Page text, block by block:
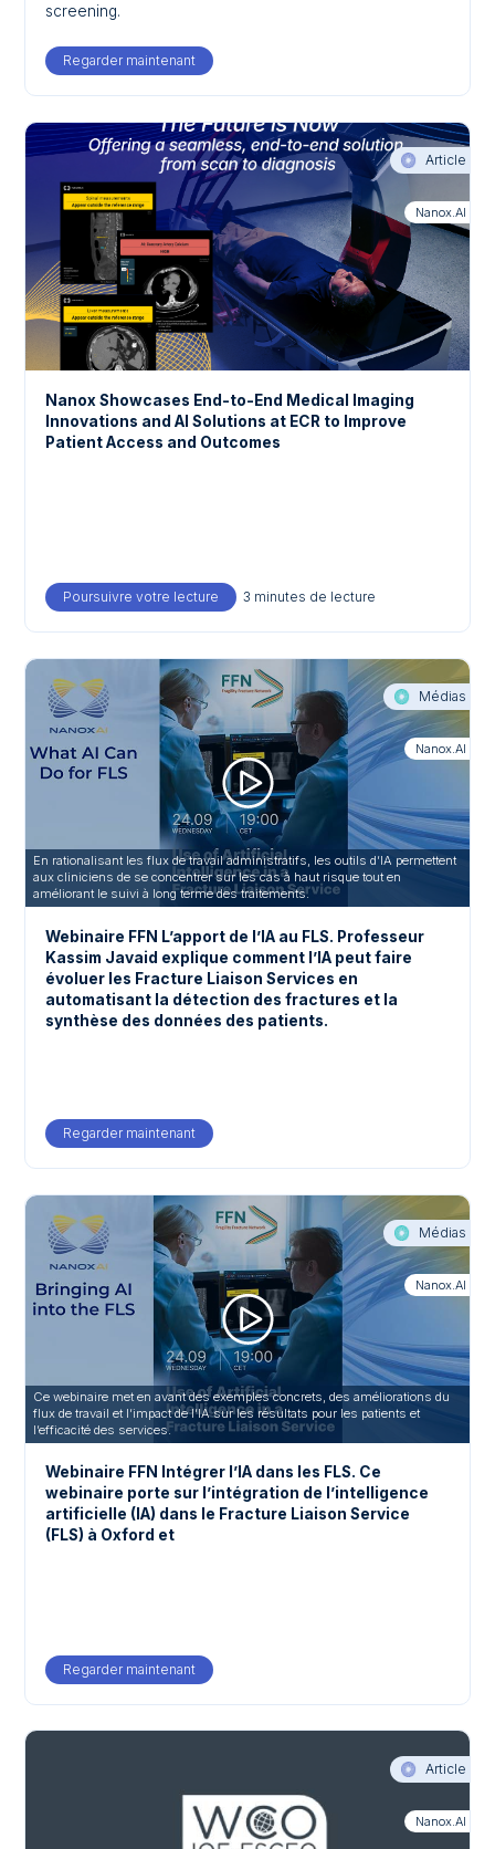
screening.
Regarder maintenant
Article
Nanox.AI
Nanox Showcases End-to-End Medical Imaging
Innovations and AI Solutions at ECR to Improve
Patient Access and Outcomes
Poursuivre votre lecture about Nanox Showcases End-to-End
3 minutes de lecture
Médias
Nanox.AI
En rationalisant les flux de travail administratifs, les outils d’IA permettent
aux cliniciens de se concentrer sur les cas à haut risque tout en
améliorant le suivi à long terme des traitements.
Webinaire FFN L’apport de l’IA au FLS. Professeur
Kassim Javaid explique comment l’IA peut faire
évoluer les Fracture Liaison Services en
automatisant la détection des fractures et la
synthèse des données des patients.
Regarder maintenant
Médias
Nanox.AI
Ce webinaire met en avant des exemples concrets, des améliorations du
flux de travail et l’impact de l’IA sur les résultats pour les patients et
l’efficacité des services.
Webinaire FFN Intégrer l’IA dans les FLS. Ce
webinaire porte sur l’intégration de l’intelligence
artificielle (IA) dans le Fracture Liaison Service
(FLS) à Oxford et
Regarder maintenant
Article
Nanox.AI